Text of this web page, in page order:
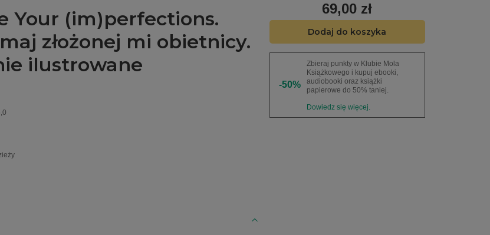
Your (im)perfections.
złożonej mi obietnicy.
ilustrowane
69,00 zł
Dodaj do koszyka
-50%
Zbieraj punkty w Klubie Mola
Książkowego i kupuj ebooki,
audiobooki oraz książki
papierowe do 50% taniej.
Dowiedz się więcej.